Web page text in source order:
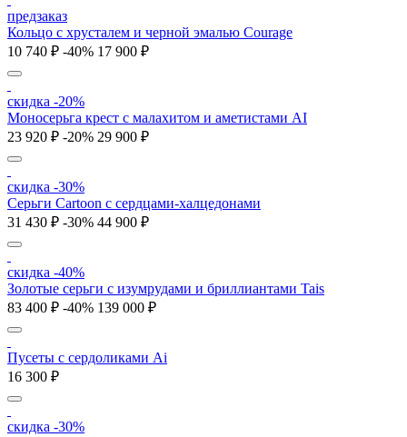
предзаказ
Кольцо с хрусталем и черной эмалью Courage
10 740 ₽ -40% 17 900 ₽
скидка -20%
Моносерьга крест с малахитом и аметистами AI
23 920 ₽ -20% 29 900 ₽
скидка -30%
Серьги Cartoon c сердцами-халцедонами
31 430 ₽ -30% 44 900 ₽
скидка -40%
Золотые серьги с изумрудами и бриллиантами Tais
83 400 ₽ -40% 139 000 ₽
Пусеты с cердоликами Ai
16 300 ₽
скидка -30%